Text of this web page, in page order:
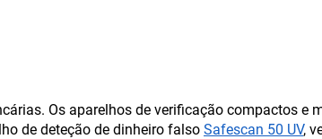
Os aparelhos de verificação compactos e
de deteção de dinheiro falso Safescan 50 UV,